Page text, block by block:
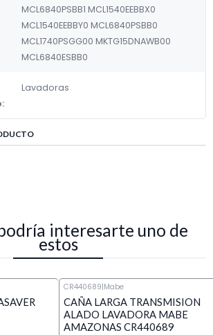
MCL6840PSBB1 MCL1540EEBBX0
MCL1540EEBBY0 MCL6840PSBB0
MCL1740PSGG00 MKTG15DNAWB00
MCL6840ESBB0
Lavadoras
interesarte uno de
estos
CR440689|Mabe
CAÑA LARGA TRANSMISION
ALADO LAVADORA MABE
AMAZONAS CR440689